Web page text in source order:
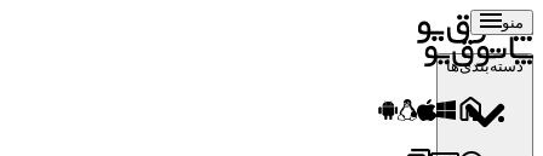
منو
دسته‌بندی‌ها